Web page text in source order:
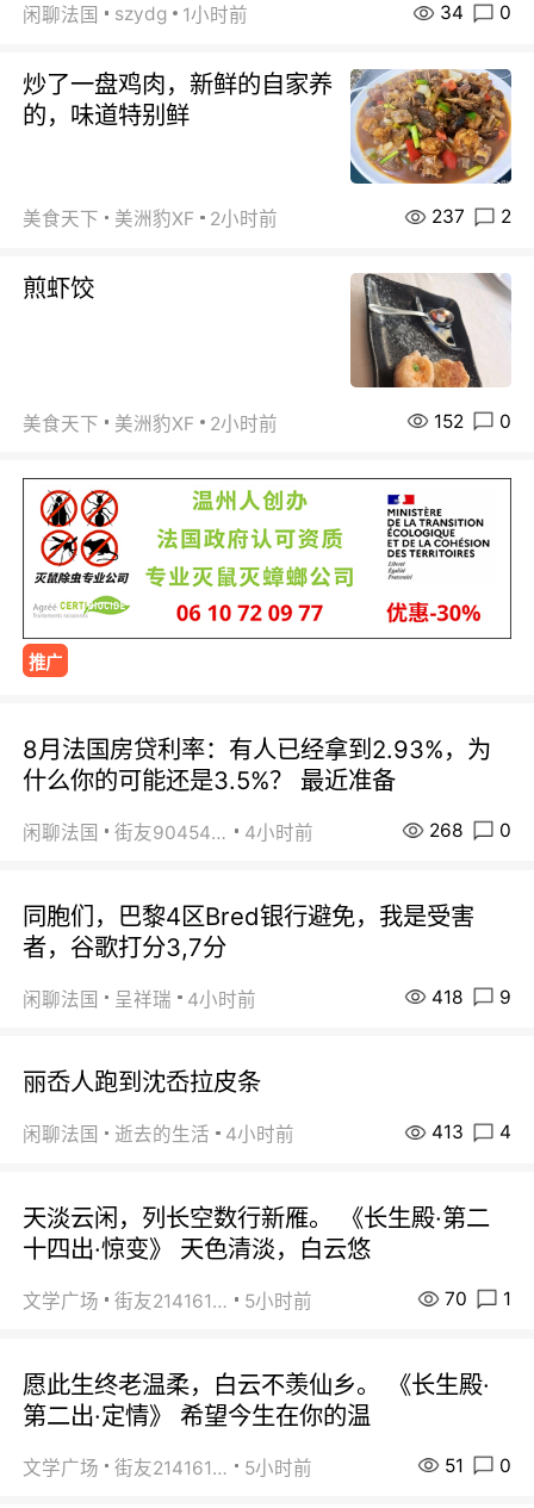
闲聊法国 szydg 1小时前 34 0
炒了一盘鸡肉，新鲜的自家养
的，味道特别鲜
美食天下 美洲豹XF 2小时前 237 2
煎虾饺
美食天下 美洲豹XF 2小时前 152 0
推广
8月法国房贷利率：有人已经拿到2.93%，为
什么你的可能还是3.5%？ 最近准备
闲聊法国 街友90454511 4小时前 268 0
同胞们，巴黎4区Bred银行避免，我是受害
者，谷歌打分3,7分
闲聊法国 呈祥瑞 4小时前 418 9
丽岙人跑到沈岙拉皮条
闲聊法国 逝去的生活 4小时前 413 4
天淡云闲，列长空数行新雁。 《长生殿·第二
十四出·惊变》 天色清淡，白云悠
文学广场 街友21416156 5小时前 70 1
愿此生终老温柔，白云不羡仙乡。 《长生殿·
第二出·定情》 希望今生在你的温
文学广场 街友21416156 5小时前 51 0